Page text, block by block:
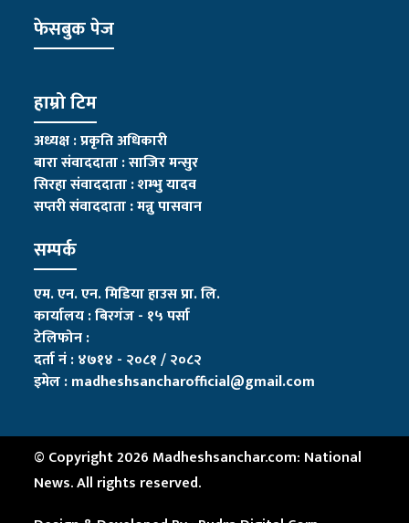
फेसबुक पेज
हाम्रो टिम
अध्यक्ष : प्रकृति अधिकारी
बारा संवाददाता : साजिर मन्सुर
सिरहा संवाददाता : शम्भु यादव
सप्तरी संवाददाता:मन्नु पासवान
सम्पर्क
एम. एन. एन. मिडिया हाउस प्रा. लि.
कार्यालय : बिरगंज - १५ पर्सा
टेलिफोन :
दर्ता नं : ४७१४ - २०८१ / २०८२
इमेल :madheshsancharofficial@gmail.com
© Copyright 2026 Madheshsanchar.com: National
News. All rights reserved.